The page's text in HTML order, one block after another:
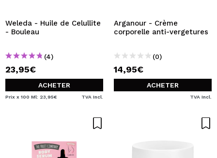
Weleda - Huile de Celullite
- Bouleau
(4)
23,95€
ACHETER
Prix x 100 Ml: 23,95€ TVA Incl.
Arganour - Crème
corporelle anti-vergetures
(0)
14,95€
ACHETER
TVA Incl.